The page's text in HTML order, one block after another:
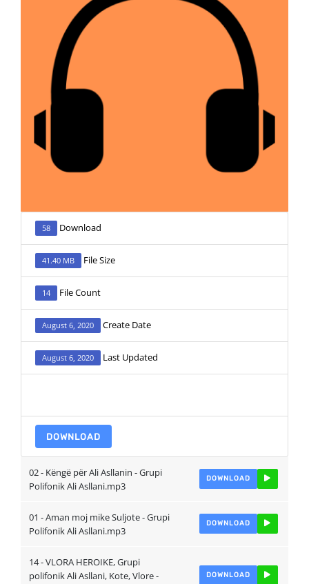
58 Download
41.40 MB File Size
14 File Count
August 6, 2020 Create Date
August 6, 2020 Last Updated
DOWNLOAD
02 - Këngë për Ali Asllanin - Grupi
Polifonik Ali Asllani.mp3
DOWNLOAD
01 - Aman moj mike Suljote - Grupi
Polifonik Ali Asllani.mp3
DOWNLOAD
14 - VLORA HEROIKE, Grupi
polifonik Ali Asllani, Kote, Vlore -
DOWNLOAD